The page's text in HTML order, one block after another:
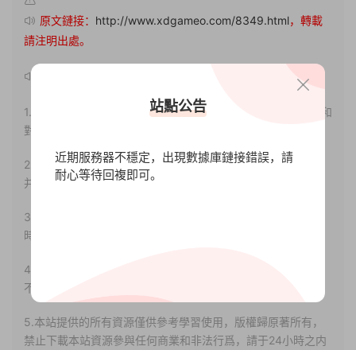
原文鏈接： http://www.xdgameo.com/8349.html，轉載
請注明出處。
1.本站部分内容轉載自其它媒體，但并不代表本站贊同其觀點和
對其真實性負責。
2.若您需要商業運營或用于其他商業活動，請您購買正版授權
并合法使用。
3.如果本站有侵犯、不妥之處的資源，請聯系我們。将會第一
時間解決！
4.本站部分内容均由互聯網收集整理，僅供大家參考、學習，
不存在任何商業目的與商業用途。
5.本站提供的所有資源僅供參考學習使用，版權歸原著所有，
禁止下載本站資源參與任何商業和非法行爲，請于24小時之内
站點公告
近期服務器不穩定，出現數據庫鏈接錯誤，請
耐心等待回複即可。